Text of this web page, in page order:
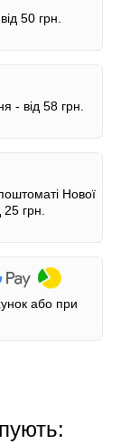
від 50 грн.
- від 58 грн.
Нової
25 грн.
або при